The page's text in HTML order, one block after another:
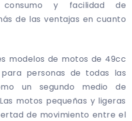
consumo y facilidad de
de las ventajas en cuanto
modelos de motos de 49cc
para personas de todas las
un segundo medio de
motos pequeñas y ligeras
de movimiento entre el